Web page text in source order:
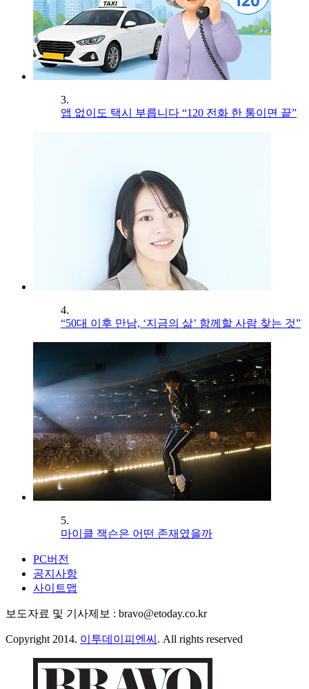
3.
앱 없이도 택시 부릅니다 “120 전화 한 통이면 끝”
4.
“50대 이후 만남, ‘지금의 삶’ 함께할 사람 찾는 것”
5.
마이클 잭슨은 어떤 존재였을까
PC버전
공지사항
사이트맵
보도자료 및 기사제보 : bravo@etoday.co.kr
Copyright 2014. 이투데이피엔씨 . All rights reserved